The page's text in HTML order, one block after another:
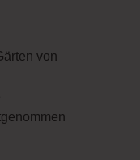
von